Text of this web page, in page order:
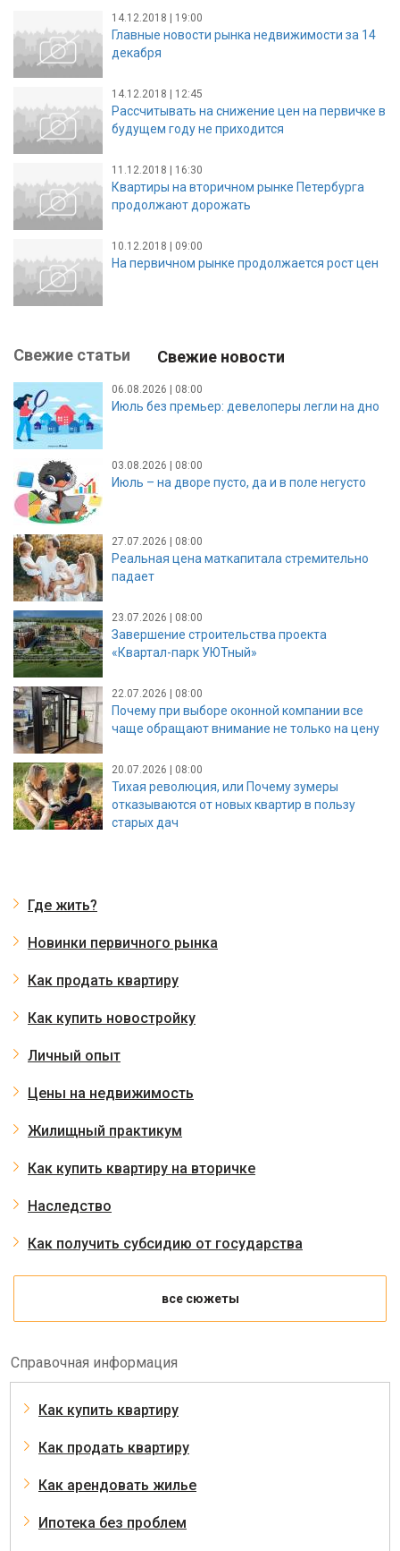
14.12.2018 | 19:00
Главные новости рынка недвижимости за 14
декабря
14.12.2018 | 12:45
Рассчитывать на снижение цен на первичке в
будущем году не приходится
11.12.2018 | 16:30
Квартиры на вторичном рынке Петербурга
продолжают дорожать
10.12.2018 | 09:00
На первичном рынке продолжается рост цен
Свежие статьи Свежие новости
06.08.2026 | 08:00
Июль без премьер: девелоперы легли на дно
03.08.2026 | 08:00
Июль – на дворе пусто, да и в поле негусто
27.07.2026 | 08:00
Реальная цена маткапитала стремительно
падает
23.07.2026 | 08:00
Завершение строительства проекта
«Квартал-парк УЮТный»
22.07.2026 | 08:00
Почему при выборе оконной компании все
чаще обращают внимание не только на цену
20.07.2026 | 08:00
Тихая революция, или Почему зумеры
отказываются от новых квартир в пользу
старых дач
Где жить?
Новинки первичного рынка
Как продать квартиру
Как купить новостройку
Личный опыт
Цены на недвижимость
Жилищный практикум
Как купить квартиру на вторичке
Наследство
Как получить субсидию от государства
все сюжеты
Справочная информация
Как купить квартиру
Как продать квартиру
Как арендовать жилье
Ипотека без проблем